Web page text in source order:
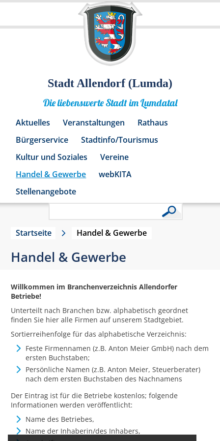
Stadt Allendorf (Lumda)
Die liebenswerte Stadt im Lumdatal
Aktuelles Veranstaltungen
Rathaus
Bürgerservice
Stadtinfo/Tourismus
Kultur und Soziales
Vereine
Handel & Gewerbe
webKITA
Stellenangebote
Startseite Handel & Gewerbe
Handel & Gewerbe
Willkommen im Branchenverzeichnis Allendorfer
Betriebe!
Unterteilt nach Branchen bzw. alphabetisch geordnet
finden Sie hier alle Firmen auf unserem Stadtgebiet.
Sortierreihenfolge für das alphabetische Verzeichnis:
Feste Firmennamen (z.B. Anton Meier GmbH) nach dem
ersten Buchstaben;
Persönliche Namen (z.B. Anton Meier, Steuerberater)
nach dem ersten Buchstaben des Nachnamens
Der Eintrag ist für die Betriebe kostenlos; folgende
Informationen werden veröffentlicht:
Name des Betriebes,
Name der Inhaberin/des Inhabers,